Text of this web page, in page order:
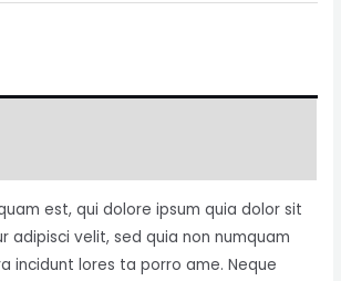
est, qui dolore ipsum quia dolor sit
adipisci velit, sed quia non numquam
incidunt lores ta porro ame. Neque